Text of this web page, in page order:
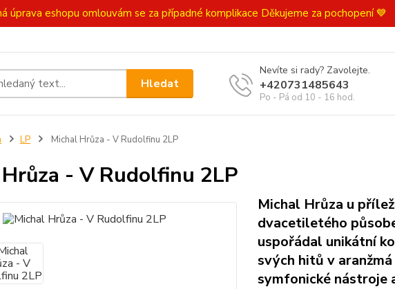
úprava eshopu omlouvám se za případné komplikace Děkujeme za pochopení 💙
Hledat
Nevíte si rady? Zavolejte.
+420731485643
Po - Pá od 10 - 16 hod.
LP Michal Hrůza - V Rudolfinu 2LP
- V Rudolfinu 2LP
Michal Hrůza u
dvacetiletého
uspořádal unikátní
svých hitů v
symfonické nástroje